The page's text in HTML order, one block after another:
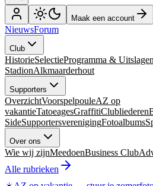
Maak een account
NieuwsForum
Club
HistorieSelectieProgramma & Uitslagen
StadionAlkmaarderhout
Supporters
OverzichtVoorspelpouleAZ op
vakantieTatoeagesGraffitiClubliederen
SideSupportersverenigingFotoalbums
Over ons
Wie wij zijnMeedoenBusiness Club
Alle rubrieken